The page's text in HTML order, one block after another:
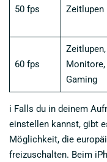
50 fps Zeitlupen
60 fps
Zeitlupen,
Monitore,
Gaming
ℹ️ Falls du in deinem
einstellen kannst, gibt
Möglichkeit, die
freizuschalten. Beim